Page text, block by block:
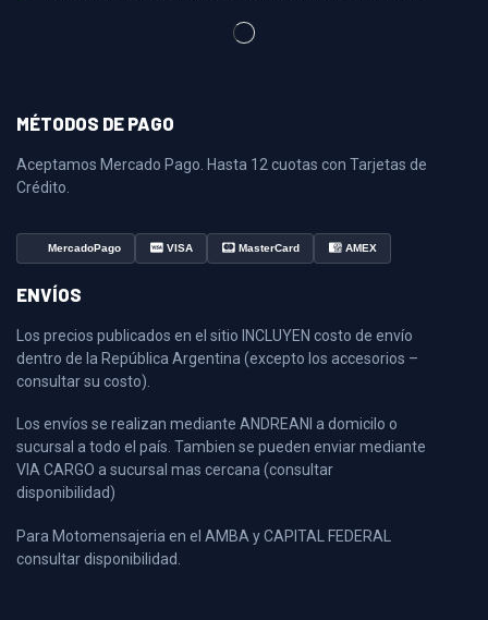
MÉTODOS DE PAGO
Aceptamos Mercado Pago. Hasta 12 cuotas con Tarjetas de
Crédito.
MercadoPago VISA MasterCard AMEX
ENVÍOS
Los precios publicados en el sitio INCLUYEN costo de envío
dentro de la República Argentina (excepto los accesorios –
consultar su costo).
Los envíos se realizan mediante ANDREANI a domicilo o
sucursal a todo el país. Tambien se pueden enviar mediante
VIA CARGO a sucursal mas cercana (consultar
disponibilidad)
Para Motomensajeria en el AMBA y CAPITAL FEDERAL
consultar disponibilidad.